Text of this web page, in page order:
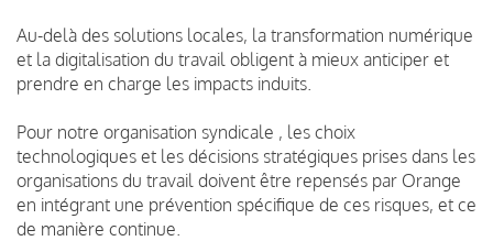
Au-delà des solutions locales, la transformation numérique
et la digitalisation du travail obligent à mieux anticiper et
prendre en charge les impacts induits.
Pour notre organisation syndicale , les choix
technologiques et les décisions stratégiques prises dans les
organisations du travail doivent être repensés par Orange
en intégrant une prévention spécifique de ces risques, et ce
de manière continue.